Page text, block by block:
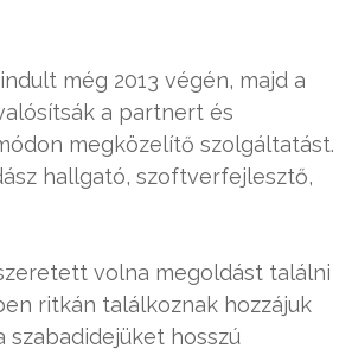
még 2013 végén, majd a
a partnert és
megközelítő szolgáltatást.
hallgató, szoftverfejlesztő,
volna megoldást találni
ritkán találkoznak hozzájuk
szabadidejüket hosszú